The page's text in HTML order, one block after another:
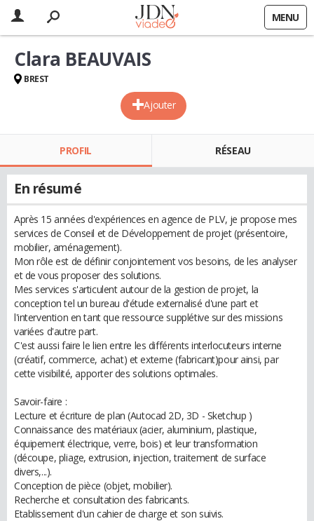
MENU
Ajouter
Clara BEAUVAIS
BREST
PROFIL RÉSEAU
En résumé
Après 15 années d'expériences en agence de PLV, je propose mes
services de Conseil et de Développement de projet (présentoire,
mobilier, aménagement).
Mon rôle est de définir conjointement vos besoins, de les analyser
et de vous proposer des solutions.
Mes services s'articulent autour de la gestion de projet, la
conception tel un bureau d'étude externalisé d'une part et
l'intervention en tant que ressource supplétive sur des missions
variées d'autre part.
C'est aussi faire le lien entre les différents interlocuteurs interne
(créatif, commerce, achat) et externe (fabricant)pour ainsi, par
cette visibilité, apporter des solutions optimales.
Savoir-faire :
Lecture et écriture de plan (Autocad 2D, 3D - Sketchup )
Connaissance des matériaux (acier, aluminium, plastique,
équipement électrique, verre, bois) et leur transformation
(découpe, pliage, extrusion, injection, traitement de surface
divers,...).
Conception de pièce (objet, mobilier).
Recherche et consultation des fabricants.
Etablissement d'un cahier de charge et son suivis.